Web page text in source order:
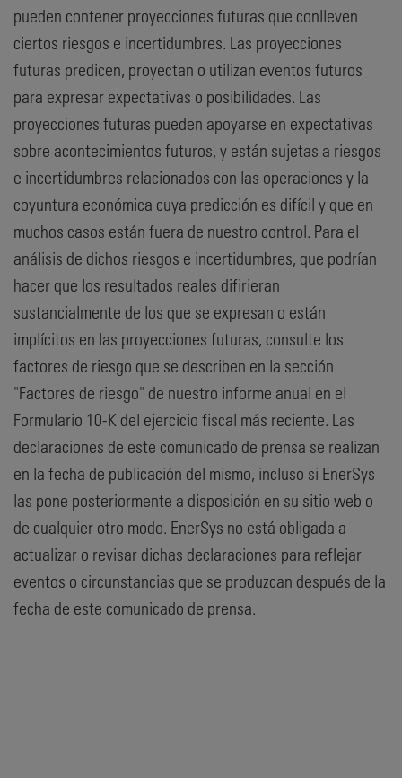
pueden contener proyecciones futuras que conlleven
ciertos riesgos e incertidumbres. Las proyecciones
futuras predicen, proyectan o utilizan eventos futuros
para expresar expectativas o posibilidades. Las
proyecciones futuras pueden apoyarse en expectativas
sobre acontecimientos futuros, y están sujetas a riesgos
e incertidumbres relacionados con las operaciones y la
coyuntura económica cuya predicción es difícil y que en
muchos casos están fuera de nuestro control. Para el
análisis de dichos riesgos e incertidumbres, que podrían
hacer que los resultados reales difirieran
sustancialmente de los que se expresan o están
implícitos en las proyecciones futuras, consulte los
factores de riesgo que se describen en la sección
"Factores de riesgo" de nuestro informe anual en el
Formulario 10-K del ejercicio fiscal más reciente. Las
declaraciones de este comunicado de prensa se realizan
en la fecha de publicación del mismo, incluso si EnerSys
las pone posteriormente a disposición en su sitio web o
de cualquier otro modo. EnerSys no está obligada a
actualizar o revisar dichas declaraciones para reflejar
eventos o circunstancias que se produzcan después de la
fecha de este comunicado de prensa.